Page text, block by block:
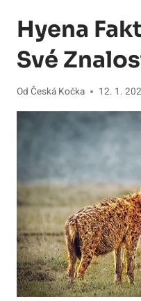
Hyena
Své
Od Česká Kočka 12. 1.